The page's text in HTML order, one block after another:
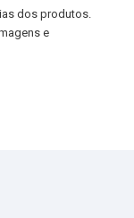
dos produtos.
e